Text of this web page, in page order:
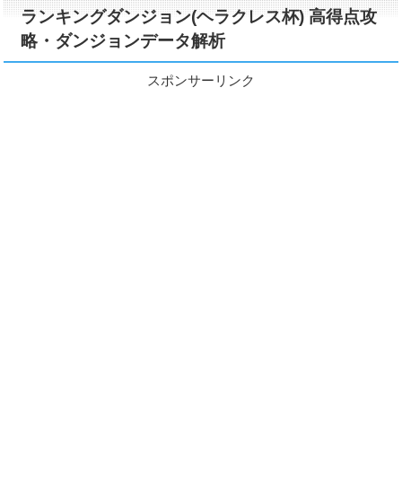
ランキングダンジョン(ヘラクレス杯) 高得点攻
略・ダンジョンデータ解析
スポンサーリンク